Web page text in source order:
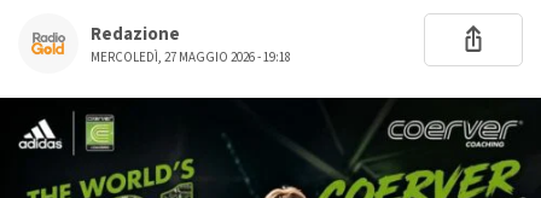
Redazione
MERCOLEDÌ, 27 MAGGIO 2026 - 19:18